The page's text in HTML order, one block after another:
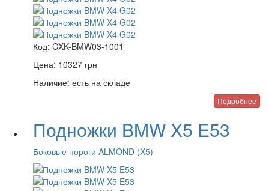
Код: CXK-BMW03-1001
Цена: 10327 грн
Наличие: есть на складе
Подробнее
Подножки BMW X5 E53
Боковые пороги ALMOND (X5)